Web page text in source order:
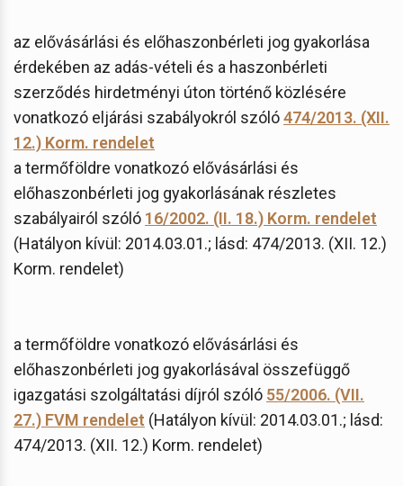
az elővásárlási és előhaszonbérleti jog gyakorlása
érdekében az adás-vételi és a haszonbérleti
szerződés hirdetményi úton történő közlésére
vonatkozó eljárási szabályokról szóló474/2013. (XII.
12.) Korm. rendelet
a termőföldre vonatkozó elővásárlási és
előhaszonbérleti jog gyakorlásának részletes
szabályairól szóló 16/2002. (II. 18.) Korm. rendelet
(Hatályon kívül: 2014.03.01.; lásd: 474/2013. (XII. 12.)
Korm. rendelet)
a termőföldre vonatkozó elővásárlási és
előhaszonbérleti jog gyakorlásával összefüggő
igazgatási szolgáltatási díjról szóló 55/2006. (VII.
27.) FVM rendelet (Hatályon kívül: 2014.03.01.; lásd:
474/2013. (XII. 12.) Korm. rendelet)